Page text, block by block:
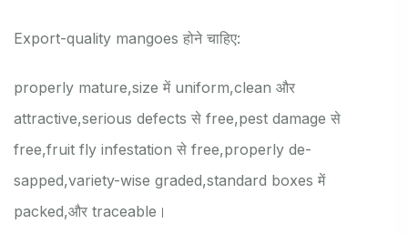
Export-quality mangoes होने चाहिए:
properly mature,size में uniform,clean और
attractive,serious defects से free,pest damage से
free,fruit fly infestation से free,properly de-
sapped,variety-wise graded,standard boxes में
packed,और traceable।